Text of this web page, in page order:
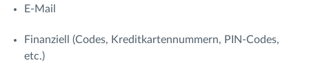
E-Mail
Finanziell (Codes, Kreditkartennummern, PIN-Codes,
etc.)